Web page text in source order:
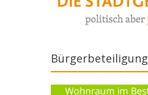
Bürgerbeteiligung